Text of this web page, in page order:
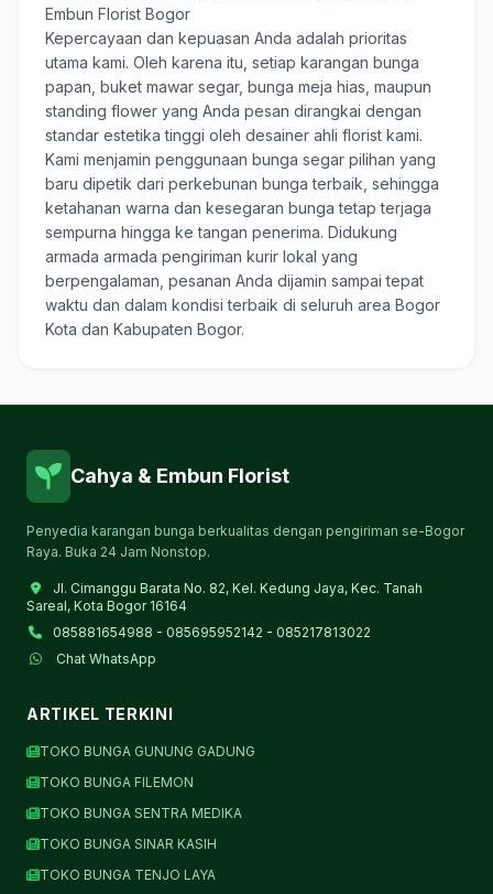
Embun Florist Bogor
Kepercayaan dan kepuasan Anda adalah prioritas
utama kami. Oleh karena itu, setiap karangan bunga
papan, buket mawar segar, bunga meja hias, maupun
standing flower yang Anda pesan dirangkai dengan
standar estetika tinggi oleh desainer ahli florist kami.
Kami menjamin penggunaan bunga segar pilihan yang
baru dipetik dari perkebunan bunga terbaik, sehingga
ketahanan warna dan kesegaran bunga tetap terjaga
sempurna hingga ke tangan penerima. Didukung
armada armada pengiriman kurir lokal yang
berpengalaman, pesanan Anda dijamin sampai tepat
waktu dan dalam kondisi terbaik di seluruh area Bogor
Kota dan Kabupaten Bogor.
Cahya & Embun Florist
Penyedia karangan bunga berkualitas dengan pengiriman se-Bogor
Raya. Buka 24 Jam Nonstop.
Jl. Cimanggu Barata No. 82, Kel. Kedung Jaya, Kec. Tanah
Sareal, Kota Bogor 16164
085881654988 - 085695952142 - 085217813022
Chat WhatsApp
ARTIKEL TERKINI
TOKO BUNGA GUNUNG GADUNG
TOKO BUNGA FILEMON
TOKO BUNGA SENTRA MEDIKA
TOKO BUNGA SINAR KASIH
TOKO BUNGA TENJO LAYA